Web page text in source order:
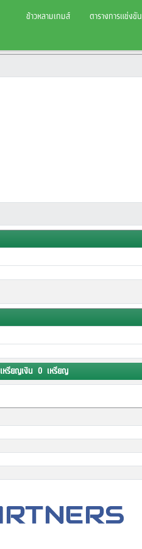
ข้าวหลามเกมส์ ตารางการแข่งขัน
เหรียญเงิน 0 เหรียญ